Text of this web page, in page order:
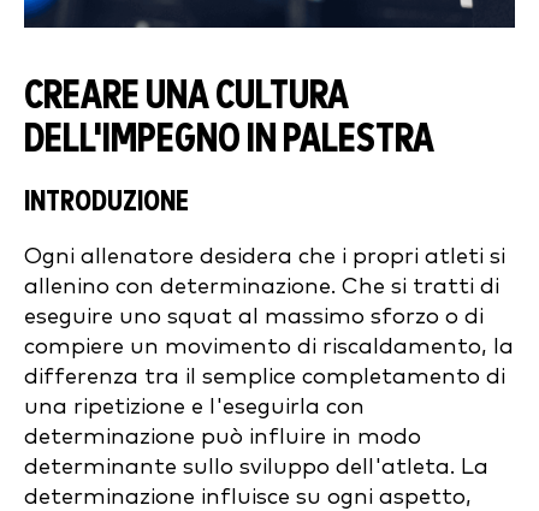
CREARE UNA CULTURA
DELL'IMPEGNO IN PALESTRA
INTRODUZIONE
Ogni allenatore desidera che i propri atleti si
allenino con determinazione. Che si tratti di
eseguire uno squat al massimo sforzo o di
compiere un movimento di riscaldamento, la
differenza tra il semplice completamento di
una ripetizione e l'eseguirla con
determinazione può influire in modo
determinante sullo sviluppo dell'atleta. La
determinazione influisce su ogni aspetto,